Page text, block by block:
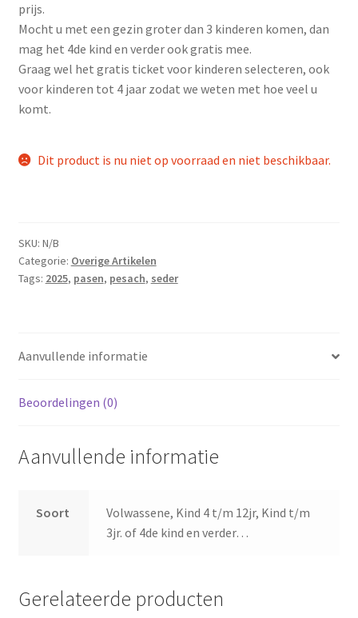
prijs.
Mocht u met een gezin groter dan 3 kinderen komen, dan
mag het 4de kind en verder ook gratis mee.
Graag wel het gratis ticket voor kinderen selecteren, ook
voor kinderen tot 4 jaar zodat we weten met hoe veel u
komt.
Dit product is nu niet op voorraad en niet beschikbaar.
SKU: N/B
Categorie: Overige Artikelen
Tags: 2025, pasen, pesach, seder
Aanvullende informatie
Beoordelingen (0)
Aanvullende informatie
Soort
Volwassene, Kind 4 t/m 12jr, Kind t/m
3jr. of 4de kind en verder…
Gerelateerde producten